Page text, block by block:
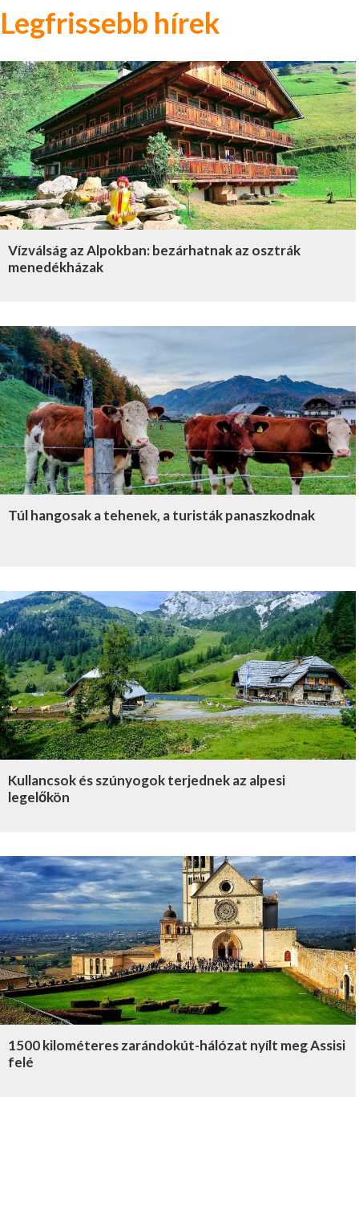
Legfrissebb hírek
Vízválság az Alpokban: bezárhatnak az osztrák
menedékházak
Túl hangosak a tehenek, a turisták panaszkodnak
Kullancsok és szúnyogok terjednek az alpesi
legelőkön
1500 kilométeres zarándokút-hálózat nyílt meg Assisi
felé